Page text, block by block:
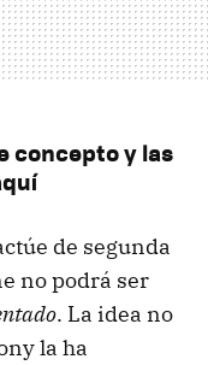
concepto y las
de segunda
no podrá ser
. La idea no
la ha